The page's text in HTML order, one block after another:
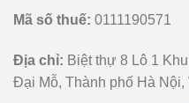
Mã số thuế: 0111190571
Địa chỉ: Biệt thự 8 Lô 1
Đại Mỗ, Thành phố Hà Nội,